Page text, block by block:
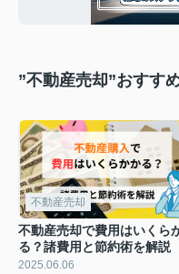
”不動産売却”おすす
不動産売却
不動産売却で費用はいくら
る？諸費用と節約術を解説
2025.06.06